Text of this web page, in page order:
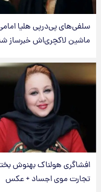
سلفی‌های پی‌درپی هلیا
ماشین لاکچری‌اش خبرساز
افشاگری هولناک بهنوش
تجارت موی اجساد + عکس